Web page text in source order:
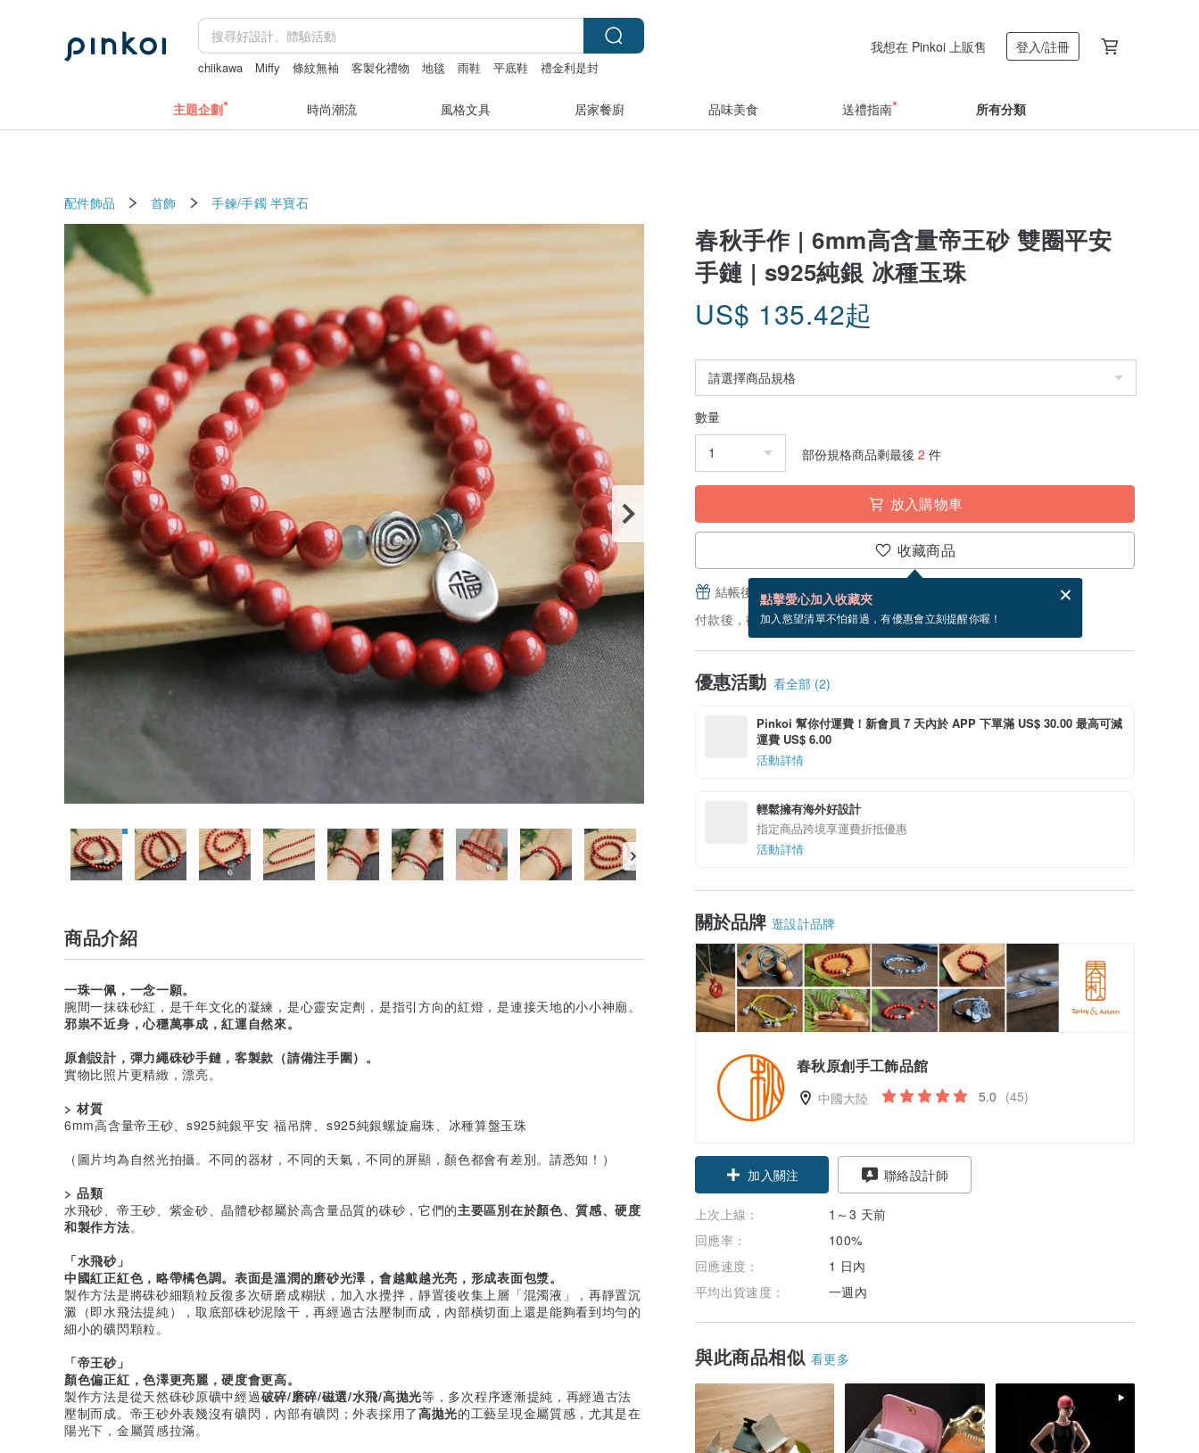
chiikawa Miffy 條紋無袖 客製化禮物 地毯 雨鞋 平底鞋 禮金利是封
我想在 Pinkoi 上販售 登入/註冊
主題企劃 時尚潮流 風格文具 居家餐廚 品味美食 送禮指南 所有分類
配件飾品 首飾 手鍊/手鐲 半寶石
春秋手作 | 6mm高含量帝王砂 雙圈平安
手鏈 | s925純銀 冰種玉珠
US$ 135.42起
數量
部份規格商品剩最後 2 件
放入購物車
收藏商品
點擊愛心加入收藏夾
加入慾望清單不怕錯過，有優惠會立刻提醒你喔！
結帳後填寫並分享，免費幫你寄送電子賀卡。
電子賀卡是什麼？
付款後，從備貨到寄出商品為 3 個工作天。（不包含假日）
優惠活動 看全部 (2)
Pinkoi 幫你付運費！新會員 7 天內於 APP 下單滿 US$ 30.00 最高可減
運費 US$ 6.00
活動詳情
輕鬆擁有海外好設計
指定商品跨境享運費折抵優惠
活動詳情
關於品牌 逛設計品牌
春秋原創手工飾品館
中國大陸 5.0 (45)
加入關注 聯絡設計師
上次上線：
1～3 天前
回應率：
100%
回應速度：
1 日內
平均出貨速度：
一週內
與此商品相似 看更多
商品介紹
一珠一佩，一念一願。
腕間一抹硃砂紅，是千年文化的凝練，是心靈安定劑，是指引方向的紅燈，是連接天地的小小神廟。
邪祟不近身，心穩萬事成，紅運自然來。
原創設計，彈力繩硃砂手鏈，客製款（請備注手圍）。
實物比照片更精緻，漂亮。
> 材質
6mm高含量帝王砂、s925純銀平安 福吊牌、s925純銀螺旋扁珠、冰種算盤玉珠
（圖片均為自然光拍攝。不同的器材，不同的天氣，不同的屏顯，顏色都會有差別。請悉知！）
> 品類
水飛砂、帝王砂、紫金砂、晶體砂都屬於高含量品質的硃砂，它們的主要區別在於顏色、質感、硬度
和製作方法。
「水飛砂」
中國紅正紅色，略帶橘色調。表面是溫潤的磨砂光澤，會越戴越光亮，形成表面包漿。
製作方法是將硃砂細顆粒反復多次研磨成糊狀，加入水攪拌，靜置後收集上層「混濁液」，再靜置沉
澱（即水飛法提純），取底部硃砂泥陰干，再經過古法壓制而成，內部橫切面上還是能夠看到均勻的
細小的礦閃顆粒。
「帝王砂」
顏色偏正紅，色澤更亮麗，硬度會更高。
製作方法是從天然硃砂原礦中經過破碎/磨碎/磁選/水飛/高拋光等，多次程序逐漸提純，再經過古法
壓制而成。帝王砂外表幾沒有礦閃，內部有礦閃；外表採用了高拋光的工藝呈現金屬質感，尤其是在
陽光下，金屬質感拉滿。